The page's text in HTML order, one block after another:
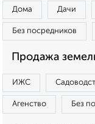
Дома Дачи
Без посредников
Продажа
ИЖС
Агенство Без